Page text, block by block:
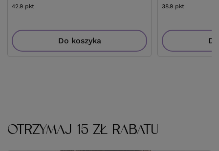
42.9 pkt
Do koszyka
38.9 pkt
OTRZYMAJ 15 ZŁ RABATU